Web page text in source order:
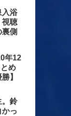
入浴
視聴
側
年12
め
】
。鈴
っ